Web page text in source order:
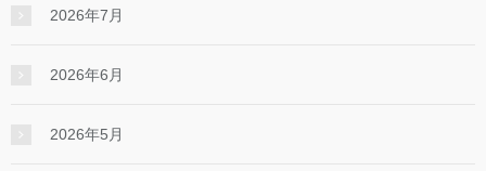
2026年7月
2026年6月
2026年5月